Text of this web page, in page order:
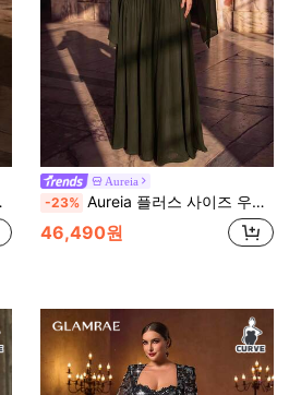
Aureia
-23% Aureia 플러스 사이즈 우아한 아미 그린 스트랩리스 주름 장식 아플리케 숄 비대칭 A라인 드레스 웨딩 이벤트, 브라이덜 샤워, 휴가, 프롬, 이브닝 파티에 적합 (정교한 디자인)
46,490원